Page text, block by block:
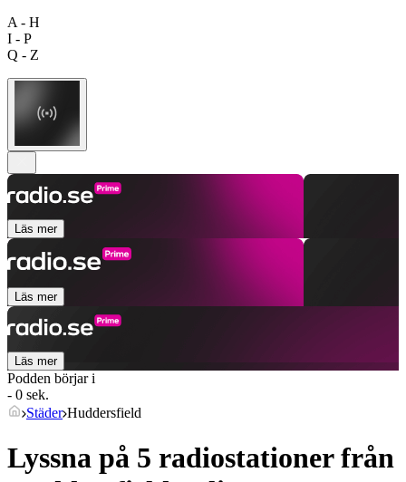
A - H
I - P
Q - Z
Läs mer
Läs mer
Läs mer
Podden börjar i
- 0 sek.
Städer Huddersfield
Lyssna på 5 radiostationer från